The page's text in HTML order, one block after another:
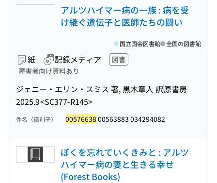
アルツハイマー病の一族 : 病を受
け継ぐ遺伝子と医師たちの闘い
紙 記録メディア
図書
障害者向け資料あり
ジェニー・エリン・スミス 著, 黒木章人 訳原書房
2025.9<SC377-R145>
国立国会図書館 全国の図書館
件名（識別子） 00576638 00563883 034294082
ぼくを忘れていくきみと : アルツ
ハイマー病の妻と生きる幸せ
(Forest Books)